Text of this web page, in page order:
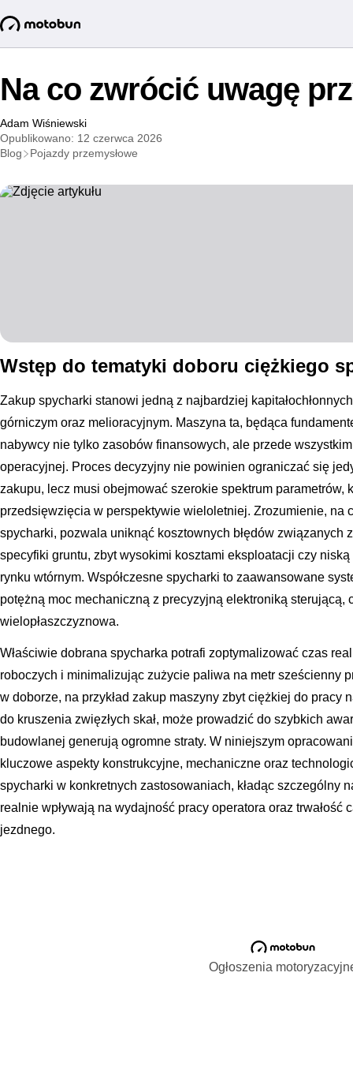
Na co zwrócić uwagę
Adam Wiśniewski
Opublikowano: 12 czerwca 2026
Blog
Pojazdy przemysłowe
Wstęp do tematyki doboru ciężkiego
Zakup spycharki stanowi jedną z najbardziej
górniczym oraz melioracyjnym. Maszyna ta, będąca
nabywcy nie tylko zasobów finansowych, ale przede
operacyjnej. Proces decyzyjny nie powinien ograniczać się
zakupu, lecz musi obejmować szerokie spektrum parametrów,
przedsięwzięcia w perspektywie wieloletniej. Zrozumienie, na
spycharki, pozwala uniknąć kosztownych błędów związanych
specyfiki gruntu, zbyt wysokimi kosztami eksploatacji czy
rynku wtórnym. Współczesne spycharki to zaawansowane
potężną moc mechaniczną z precyzyjną elektroniką sterującą,
wielopłaszczyznowa.
Właściwie dobrana spycharka potrafi zoptymalizować czas
roboczych i minimalizując zużycie paliwa na metr sześcienny
w doborze, na przykład zakup maszyny zbyt ciężkiej do pracy
do kruszenia zwięzłych skał, może prowadzić do szybkich
budowlanej generują ogromne straty. W niniejszym
kluczowe aspekty konstrukcyjne, mechaniczne oraz
spycharki w konkretnych zastosowaniach, kładąc szczególny
realnie wpływają na wydajność pracy operatora oraz trwałość
jezdnego.
Ogłoszenia